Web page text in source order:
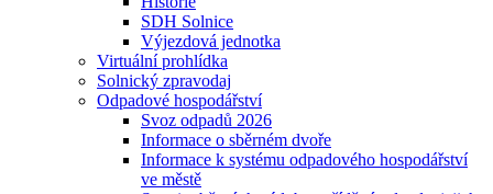
SDH Solnice
Výjezdová jednotka
Virtuální prohlídka
Solnický zpravodaj
Odpadové hospodářství
Svoz odpadů 2026
Informace o sběrném dvoře
Informace k systému odpadového hospodářství
ve městě